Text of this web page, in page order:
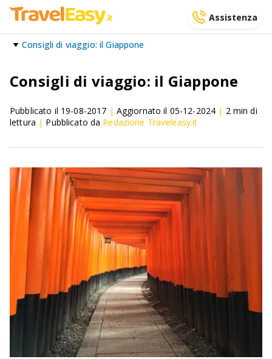
Assistenza
Consigli di viaggio: il Giappone
Consigli di viaggio: il Giappone
Pubblicato il 19-08-2017 | Aggiornato il 05-12-2024 | 2min di
lettura | Pubblicato da Redazione Traveleasy.it